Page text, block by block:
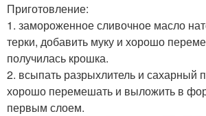
Приготовление:
1. замороженное сливочное масло
терки, добавить муку и хорошо
получилась крошка.
2. всыпать разрыхлитель и сахарный
хорошо перемешать и выложить в
первым слоем.